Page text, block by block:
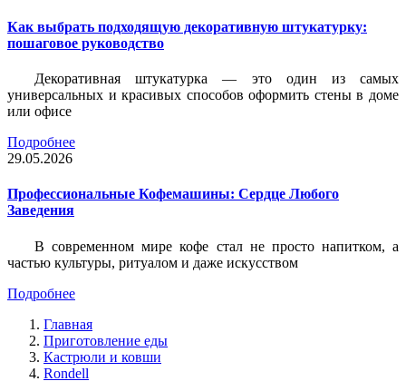
Как выбрать подходящую декоративную штукатурку:
пошаговое руководство
Декоративная штукатурка — это один из самых
универсальных и красивых способов оформить стены в доме
или офисе
Подробнее
29.05.2026
Профессиональные Кофемашины: Сердце Любого
Заведения
В современном мире кофе стал не просто напитком, а
частью культуры, ритуалом и даже искусством
Подробнее
Главная
Приготовление еды
Кастрюли и ковши
Rondell